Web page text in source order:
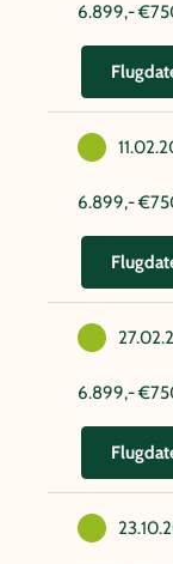
6.899,- €
6.899,- €
6.899,- €